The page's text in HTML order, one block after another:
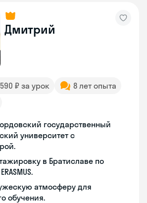
Дмитрий
₽ за урок
8 лет опыта
государственный
университет с
в Братиславе по
атмосферу для
обучения.